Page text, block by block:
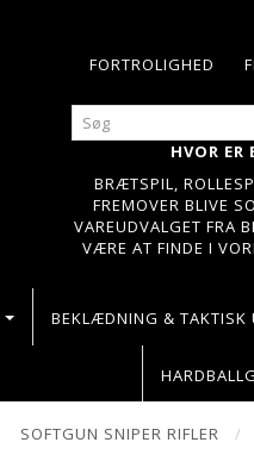
FORTROLIGHED
HVOR ER
BRÆTSPIL,
FREMOVER BLIVE
VAREUDVALGET FRA
VÆRE AT FINDE I
BEKLÆDNING & TAKTISK
SOFTGUN SNIPER RIFLER